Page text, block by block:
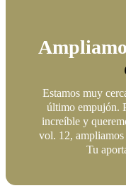
Estamos muy
último empujón.
increíble y
vol. 12,
Tu